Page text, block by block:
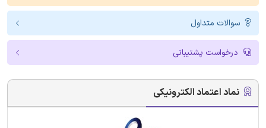
سوالات متداول
درخواست پشتیبانی
نماد اعتماد الکترونیکی